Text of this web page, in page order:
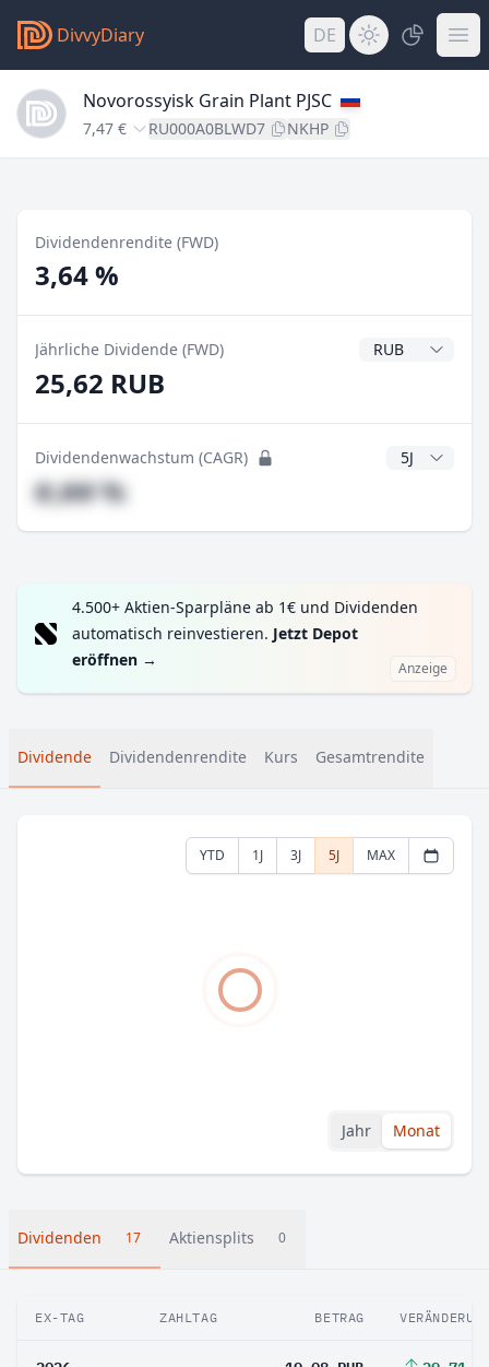
DivvyDiary DE
Novorossyisk Grain Plant PJSC
7,47 € RU000A0BLWD7 NKHP
Dividendenrendite (FWD)
3,64 %
Jährliche Dividende (FWD)
25,62 RUB
Dividendenwachstum (CAGR) CAGR Jahre
#,## %
4.500+ Aktien-Sparpläne ab 1€ und Dividenden
automatisch reinvestieren. Jetzt Depot
eröffnen → Anzeige
Dividende Dividendenrendite Kurs Gesamtrendite
YTD 1J 3J 5J MAX
Jahr Monat
Dividenden 17 Aktiensplits 0
EX-TAG ZAHLTAG BETRAG